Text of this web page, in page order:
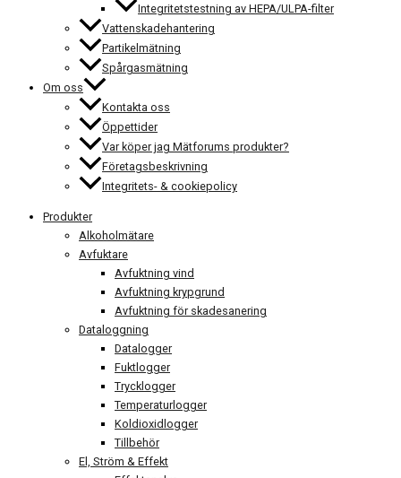
Integritetstestning av HEPA/ULPA-filter
Vattenskadehantering
Partikelmätning
Spårgasmätning
Om oss
Kontakta oss
Öppettider
Var köper jag Mätforums produkter?
Företagsbeskrivning
Integritets- & cookiepolicy
Produkter
Alkoholmätare
Avfuktare
Avfuktning vind
Avfuktning krypgrund
Avfuktning för skadesanering
Dataloggning
Datalogger
Fuktlogger
Trycklogger
Temperaturlogger
Koldioxidlogger
Tillbehör
El, Ström & Effekt